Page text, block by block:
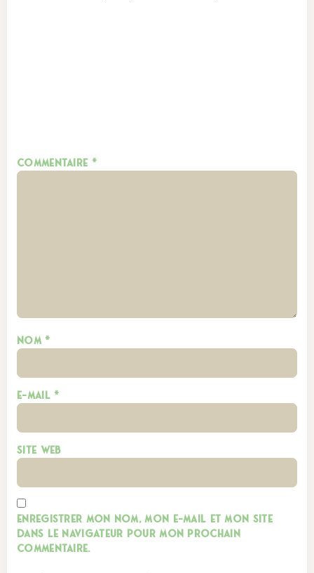
Commentaire *
Nom *
E-mail *
Site web
Enregistrer mon nom, mon e-mail et mon site
dans le navigateur pour mon prochain
commentaire.